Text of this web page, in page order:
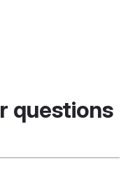
questions